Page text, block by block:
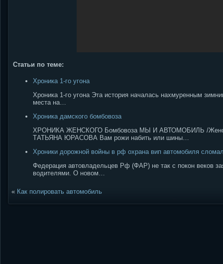
Статьи по теме:
Хроника 1-го угона
Хроника 1-го угона Эта история началась нахмуренным
места на…
Хроника дамского бомбовоза
ХРОНИКА ЖЕНСКОГО Бомбовоза МЫ И АВТОМОБИЛЬ /
ТАТЬЯНА ЮРАСОВА Вам рожи набить или шины…
Хроники дорожной войны в рф охрана вип автомобиля
Федерация автовладельцев Рф (ФАР) не так с покон веков
водителями. О новом…
« Как полировать автомобиль